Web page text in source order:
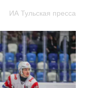
ИА Тульская пресса